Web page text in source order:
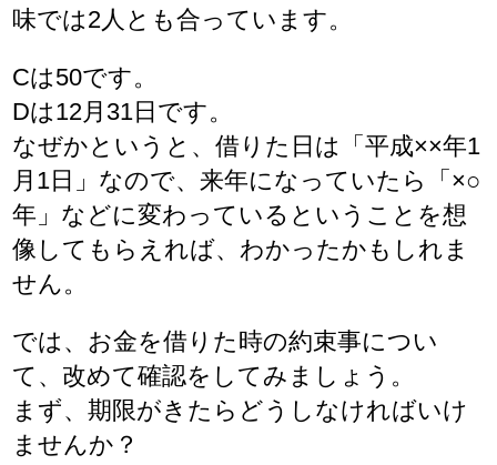
味では2人とも合っています。
Cは50です。
Dは12月31日です。
なぜかというと、借りた日は「平成××年1
月1日」なので、来年になっていたら「×○
年」などに変わっているということを想
像してもらえれば、わかったかもしれま
せん。
では、お金を借りた時の約束事につい
て、改めて確認をしてみましょう。
まず、期限がきたらどうしなければいけ
ませんか？